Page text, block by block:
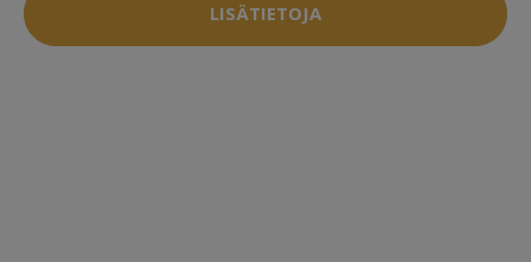
LISÄTIETOJA